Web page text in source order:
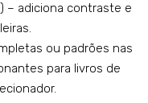
– adiciona contraste e
ou padrões nas
para livros de